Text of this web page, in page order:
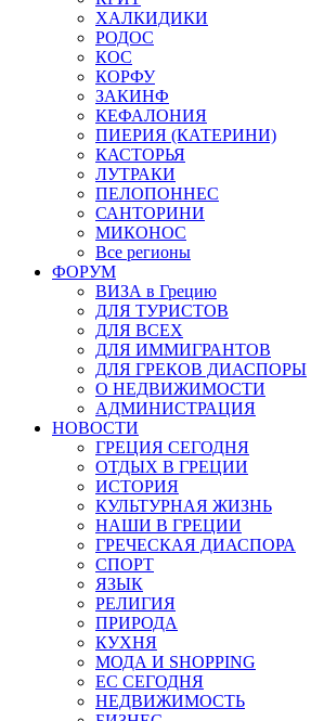
ХАЛКИДИКИ
РОДОС
КОС
КОРФУ
ЗАКИНФ
КЕФАЛОНИЯ
ПИЕРИЯ (КАТЕРИНИ)
КАСТОРЬЯ
ЛУТРАКИ
ПЕЛОПОННЕС
САНТОРИНИ
МИКОНОС
Все регионы
ФОРУМ
ВИЗА в Грецию
ДЛЯ ТУРИСТОВ
ДЛЯ ВСЕХ
ДЛЯ ИММИГРАНТОВ
ДЛЯ ГРЕКОВ ДИАСПОРЫ
О НЕДВИЖИМОСТИ
АДМИНИСТРАЦИЯ
НОВОСТИ
ГРЕЦИЯ СЕГОДНЯ
ОТДЫХ В ГРЕЦИИ
ИСТОРИЯ
КУЛЬТУРНАЯ ЖИЗНЬ
НАШИ В ГРЕЦИИ
ГРЕЧЕСКАЯ ДИАСПОРА
СПОРТ
ЯЗЫК
РЕЛИГИЯ
ПРИРОДА
КУХНЯ
МОДА И SHOPPING
ЕС СЕГОДНЯ
НЕДВИЖИМОСТЬ